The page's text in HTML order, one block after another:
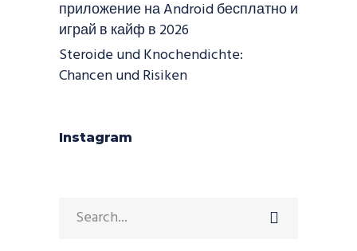
приложение на Android бесплатно и
играй в кайф в 2026
Steroide und Knochendichte:
Chancen und Risiken
Instagram
Search
for: